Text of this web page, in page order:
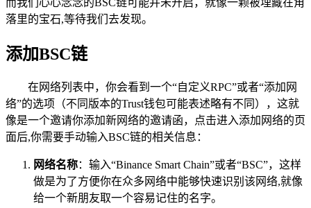
落里的宝石,等待我们去发现。
添加BSC链
在网络列表中，你会看到一个“自定义RPC”或者“添加网
络”的选项（不同版本的Trust钱包可能表述略有不同），这就
像是一个邀请你添加新网络的邀请函，点击进入添加网络的页
面后,你需要手动输入BSC链的相关信息：
网络名称：输入“Binance Smart Chain”或者“BSC”，这样
做是为了方便你在众多网络中能够快速识别该网络,就像
给一个新朋友取一个容易记住的名字。